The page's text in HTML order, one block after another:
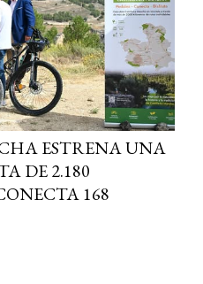
ESTRENA UNA
DE 2.180
168